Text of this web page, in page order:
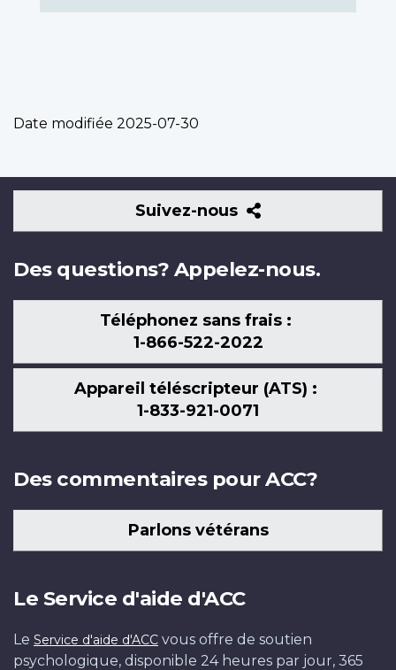
Date modifiée 2025-07-30
Suivez-nous
Suivez-
nous
Des questions? Appelez-nous.
Téléphonez sans frais :
1-866-522-2022
Appareil téléscripteur (ATS) :
1-833-921-0071
Des commentaires pour ACC?
Parlons vétérans
Le Service d'aide d'ACC
Le Service d'aide d'ACC vous offre de soutien
psychologique, disponible 24 heures par jour, 365